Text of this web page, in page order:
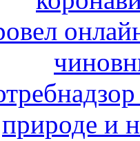
природе и